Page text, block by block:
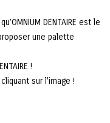
DENTAIRE est le
une palette
!
sur l'image !